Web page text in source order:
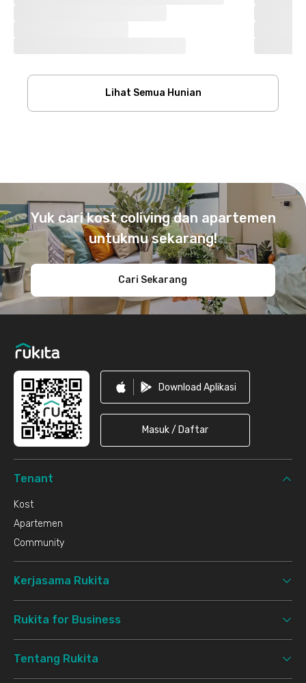
Lihat Semua Hunian
Yuk cari kost coliving dan apartemen
untukmu sekarang!
Cari Sekarang
Download Aplikasi
Masuk / Daftar
Tenant
Kost
Apartemen
Community
Kerjasama Rukita
Rukita for Business
Tentang Rukita